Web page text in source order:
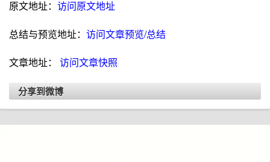
原文地址： 访问原文地址
总结与预览地址： 访问文章预览/总结
文章地址： 访问文章快照
分享到微博